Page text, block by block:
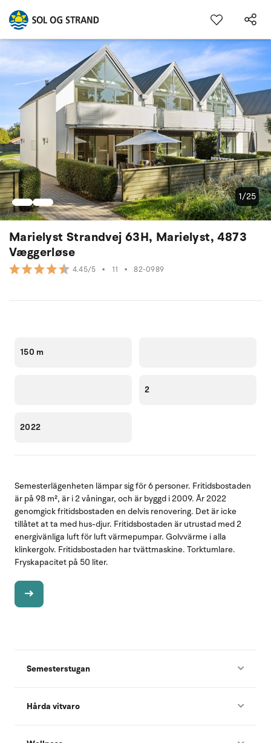
Marielyst Strandvej 63H, Marielyst, 4873
Væggerløse
4.45/5 • 11 • 82-0989
1/25
150 m
2
2022
Semesterlägenheten lämpar sig för 6 personer. Fritidsbostaden
är på 98 m², är i 2 våningar, och är byggd i 2009. År 2022
genomgick fritidsbostaden en delvis renovering. Det är icke
tillåtet at ta med hus-djur. Fritidsbostaden är utrustad med 2
energivänliga luft för luft värmepumpar. Golvvärme i alla
klinkergolv. Fritidsbostaden har tvättmaskine. Torktumlare.
Fryskapacitet på 50 liter.
Semesterstugan
Hårda vitvaro